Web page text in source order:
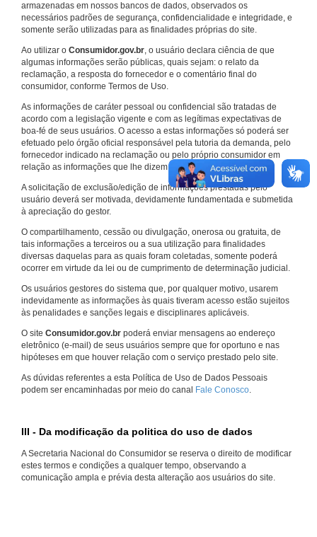
armazenadas em nossos bancos de dados, observados os
necessários padrões de segurança, confidencialidade e integridade, e
somente serão utilizadas para as finalidades próprias do site.
Ao utilizar o Consumidor.gov.br, o usuário declara ciência de que
algumas informações serão públicas, quais sejam: o relato da
reclamação, a resposta do fornecedor e o comentário final do
consumidor, conforme Termos de Uso.
As informações de caráter pessoal ou confidencial são tratadas de
acordo com a legislação vigente e com as legítimas expectativas de
boa-fé de seus usuários. O acesso a estas informações só poderá ser
efetuado pelo órgão oficial responsável pela tutoria da demanda, pelo
fornecedor indicado na reclamação ou pelo próprio consumidor em
relação as informações que lhe dizem respeito.
A solicitação de exclusão/edição de informações prestadas pelo
usuário deverá ser motivada, devidamente fundamentada e submetida
à apreciação do gestor.
O compartilhamento, cessão ou divulgação, onerosa ou gratuita, de
tais informações a terceiros ou a sua utilização para finalidades
diversas daquelas para as quais foram coletadas, somente poderá
ocorrer em virtude da lei ou de cumprimento de determinação judicial.
Os usuários gestores do sistema que, por qualquer motivo, usarem
indevidamente as informações às quais tiveram acesso estão sujeitos
às penalidades e sanções legais e disciplinares aplicáveis.
O site Consumidor.gov.br poderá enviar mensagens ao endereço
eletrônico (e-mail) de seus usuários sempre que for oportuno e nas
hipóteses em que houver relação com o serviço prestado pelo site.
As dúvidas referentes a esta Política de Uso de Dados Pessoais
podem ser encaminhadas por meio do canal Fale Conosco.
III - Da modificação da politica do uso de dados
A Secretaria Nacional do Consumidor se reserva o direito de modificar
estes termos e condições a qualquer tempo, observando a
comunicação ampla e prévia desta alteração aos usuários do site.